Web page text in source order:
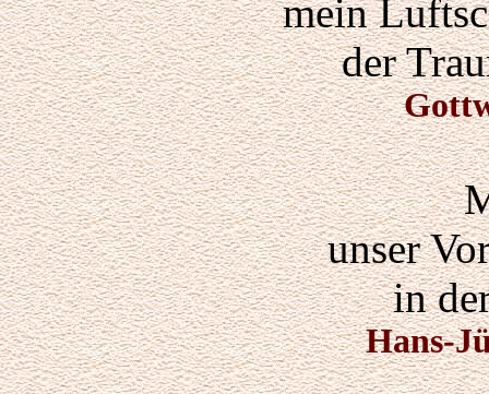
mein
der
unser
in
Hans-